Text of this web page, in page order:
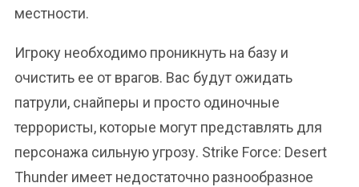
местности.
Игроку необходимо проникнуть на базу и
очистить ее от врагов. Вас будут ожидать
патрули, снайперы и просто одиночные
террористы, которые могут представлять для
персонажа сильную угрозу. Strike Force: Desert
Thunder имеет недостаточно разнообразное